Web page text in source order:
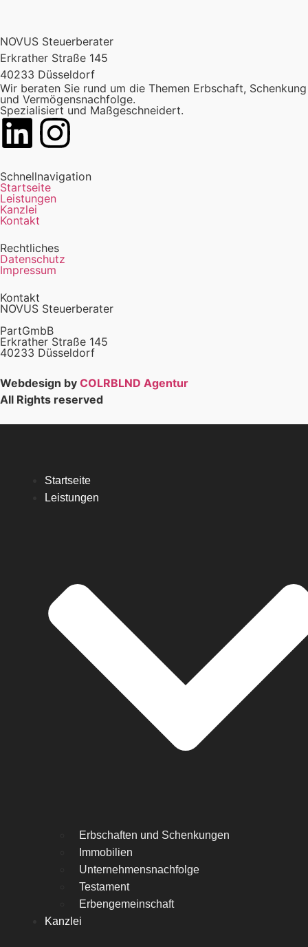
NOVUS Steuerberater
Erkrather Straße 145
40233 Düsseldorf
Wir beraten Sie rund um die Themen Erbschaft, Schenkung
und Vermögensnachfolge.
Spezialisiert und Maßgeschneidert.
Schnellnavigation
Startseite
Leistungen
Kanzlei
Kontakt
Rechtliches
Datenschutz
Impressum
Kontakt
NOVUS Steuerberater
PartGmbB
Erkrather Straße 145
40233 Düsseldorf
Webdesign by COLRBLND Agentur
All Rights reserved
Startseite
Leistungen
Erbschaften und Schenkungen
Immobilien
Unternehmensnachfolge
Testament
Erbengemeinschaft
Kanzlei